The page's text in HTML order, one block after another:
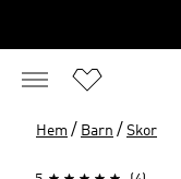
Hem / Barn / Skor